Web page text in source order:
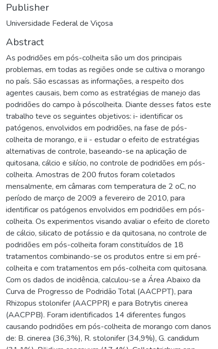
Publisher
Universidade Federal de Viçosa
Abstract
As podridões em pós-colheita são um dos principais
problemas, em todas as regiões onde se cultiva o morango
no país. São escassas as informações, a respeito dos
agentes causais, bem como as estratégias de manejo das
podridões do campo à póscolheita. Diante desses fatos este
trabalho teve os seguintes objetivos: i- identificar os
patógenos, envolvidos em podridões, na fase de pós-
colheita de morango, e ii - estudar o efeito de estratégias
alternativas de controle, baseando-se na aplicação de
quitosana, cálcio e silício, no controle de podridões em pós-
colheita. Amostras de 200 frutos foram coletados
mensalmente, em câmaras com temperatura de 2 oC, no
período de março de 2009 a fevereiro de 2010, para
identificar os patógenos envolvidos em podridões em pós-
colheita. Os experimentos visando avaliar o efeito de cloreto
de cálcio, silicato de potássio e da quitosana, no controle de
podridões em pós-colheita foram constituídos de 18
tratamentos combinando-se os produtos entre si em pré-
colheita e com tratamentos em pós-colheita com quitosana.
Com os dados de incidência, calculou-se a Área Abaixo da
Curva de Progresso de Podridão Total (AACPPT), para
Rhizopus stolonifer (AACPPR) e para Botrytis cinerea
(AACPPB). Foram identificados 14 diferentes fungos
causando podridões em pós-colheita de morango com danos
de: B. cinerea (36,3%), R. stolonifer (34,9%), G. candidum